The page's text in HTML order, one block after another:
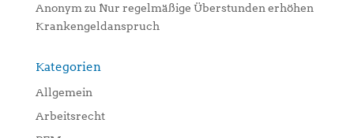
Anonymzu Nur regelmäßige Überstunden erhöhen
Krankengeldanspruch
Kategorien
Allgemein
Arbeitsrecht